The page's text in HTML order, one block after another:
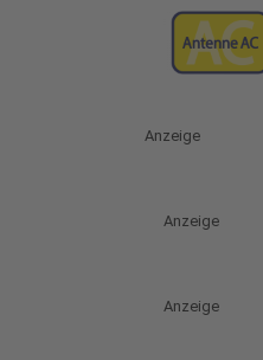
Anzeige
Anzeige
Anzeige